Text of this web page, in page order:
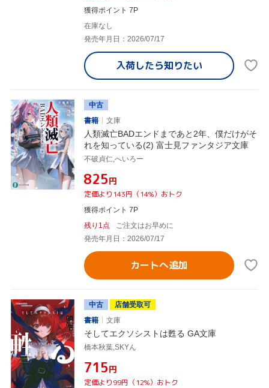
獲得ポイント 7P
在庫なし
発売年月日：2026/07/17
入荷したら知りたい
中古
書籍
文庫
人類滅亡BADエンドまであと2年、僕だけがそ
れを知っている(2) 富士見ファンタジア文庫
不破貞仁,へいろー
¥825円
定価より143円（14%）おトク
獲得ポイント 7P
残り1点
ご注文はお早めに
発売年月日：2026/07/17
カートへ追加
中古
店舗受取可
書籍
文庫
そしてエクソシストは甦る GA文庫
橋本秋葉,SKYん
¥715円
定価より99円（12%）おトク